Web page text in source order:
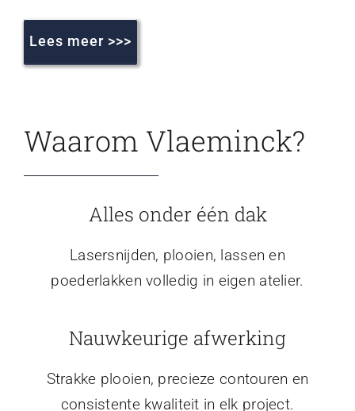
Lees meer >>>
Waarom Vlaeminck?
Alles onder één dak
Lasersnijden, plooien, lassen en
poederlakken volledig in eigen atelier.
Nauwkeurige afwerking
Strakke plooien, precieze contouren en
consistente kwaliteit in elk project.